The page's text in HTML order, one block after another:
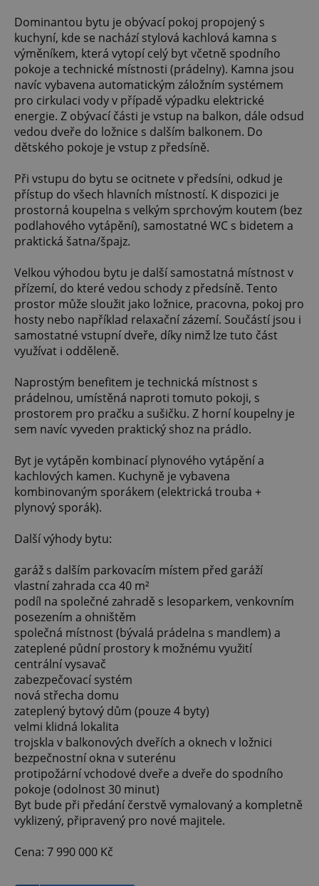
Dominantou bytu je obývací pokoj propojený s
kuchyní, kde se nachází stylová kachlová kamna s
výměníkem, která vytopí celý byt včetně spodního
pokoje a technické místnosti (prádelny). Kamna jsou
navíc vybavena automatickým záložním systémem
pro cirkulaci vody v případě výpadku elektrické
energie. Z obývací části je vstup na balkon, dále odsud
vedou dveře do ložnice s dalším balkonem. Do
dětského pokoje je vstup z předsíně.
Při vstupu do bytu se ocitnete v předsíni, odkud je
přístup do všech hlavních místností. K dispozici je
prostorná koupelna s velkým sprchovým koutem (bez
podlahového vytápění), samostatné WC s bidetem a
praktická šatna/špajz.
Velkou výhodou bytu je další samostatná místnost v
přízemí, do které vedou schody z předsíně. Tento
prostor může sloužit jako ložnice, pracovna, pokoj pro
hosty nebo například relaxační zázemí. Součástí jsou i
samostatné vstupní dveře, díky nimž lze tuto část
využívat i odděleně.
Naprostým benefitem je technická místnost s
prádelnou, umístěná naproti tomuto pokoji, s
prostorem pro pračku a sušičku. Z horní koupelny je
sem navíc vyveden praktický shoz na prádlo.
Byt je vytápěn kombinací plynového vytápění a
kachlových kamen. Kuchyně je vybavena
kombinovaným sporákem (elektrická trouba +
plynový sporák).
Další výhody bytu:
garáž s dalším parkovacím místem před garáží
vlastní zahrada cca 40 m²
podíl na společné zahradě s lesoparkem, venkovním
posezením a ohništěm
společná místnost (bývalá prádelna s mandlem) a
zateplené půdní prostory k možnému využití
centrální vysavač
zabezpečovací systém
nová střecha domu
zateplený bytový dům (pouze 4 byty)
velmi klidná lokalita
trojskla v balkonových dveřích a oknech v ložnici
bezpečnostní okna v suterénu
protipožární vchodové dveře a dveře do spodního
pokoje (odolnost 30 minut)
Byt bude při předání čerstvě vymalovaný a kompletně
vyklizený, připravený pro nové majitele.
Cena: 7 990 000 Kč